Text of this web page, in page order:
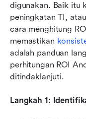
digunakan. Baik itu
peningkatan TI,
cara menghitung
memastikan
adalah panduan
perhitungan ROI
ditindaklanjuti.
Langkah 1: